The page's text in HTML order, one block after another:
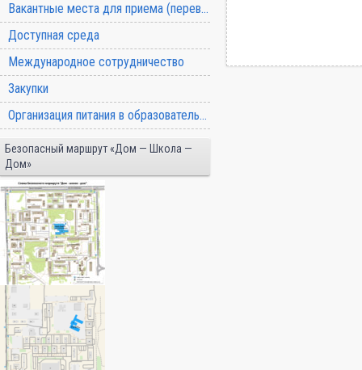
Вакантные места для приема (перевода) обучающихся
Доступная среда
Международное сотрудничество
Закупки
Организация питания в образовательной организации
Безопасный маршрут «Дом — Школа —
Дом»